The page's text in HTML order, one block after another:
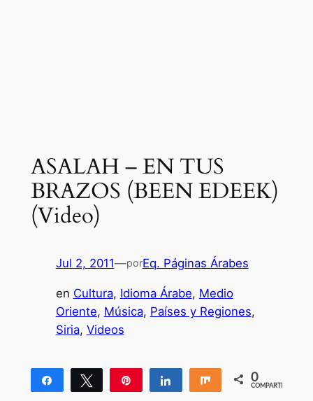
ASALAH – EN TUS
BRAZOS (BEEN EDEEK)
(Video)
Jul 2, 2011—porEq. Páginas Árabes
en Cultura, Idioma Árabe, Medio
Oriente, Música, Países y Regiones
Siria, Videos
Compartir Twittear Compartir Compartir
0
COMPARTIR